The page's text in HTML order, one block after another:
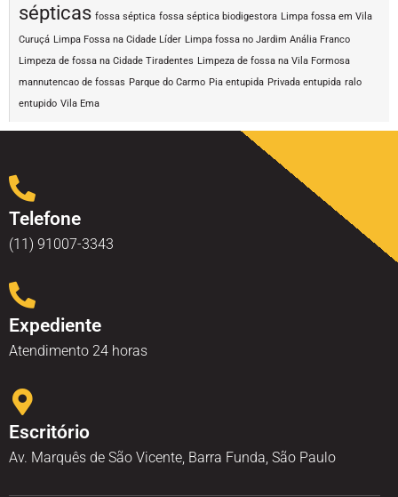
sépticas fossa séptica fossa séptica biodigestora Limpa fossa em Vila
Curuçá Limpa Fossa na Cidade Líder Limpa fossa no Jardim Anália Franco
Limpeza de fossa na Cidade Tiradentes Limpeza de fossa na Vila Formosa
mannutencao de fossas Parque do Carmo Pia entupida Privada entupida ralo
entupido Vila Ema
Telefone
(11) 91007-3343
Expediente
Atendimento 24 horas
Escritório
Av. Marquês de São Vicente, Barra Funda, São Paulo